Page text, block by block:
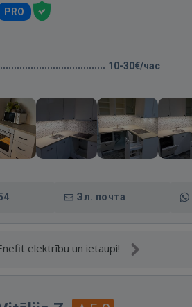
PRO
10-30€/час
Эл. почта
elektrību un ietaupi!